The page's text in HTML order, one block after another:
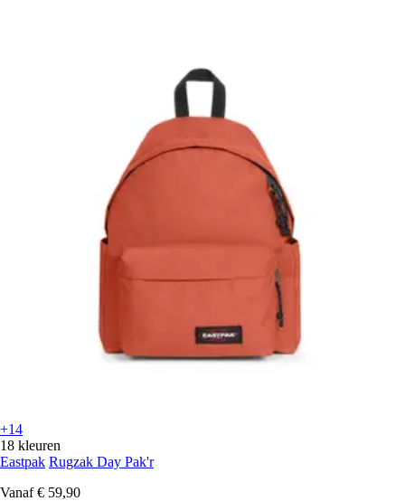
+14
18 kleuren
Eastpak Rugzak Day Pak'r
Vanaf € 59,90